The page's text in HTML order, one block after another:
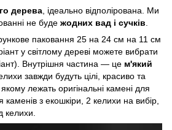
дерева , ідеально відполірована. Ми
не буде жодних вад і сучків
паковання 25 на 24 см на 11 см
у світлому дереві можете вибрати
Внутрішня частина — це м'який
завжди будуть цілі, красиво та
лежать оригінальні камені для
каменів з екошкіри, 2 келихи на вибір,
келихи.